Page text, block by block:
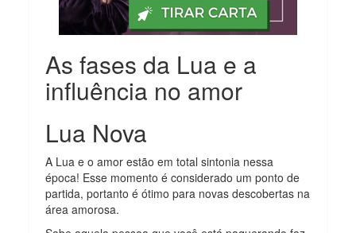
As fases da Lua e a
influência no amor
Lua Nova
A Lua e o amor estão em total sintonia nessa
época! Esse momento é considerado um ponto de
partida, portanto é ótimo para novas descobertas na
área amorosa.